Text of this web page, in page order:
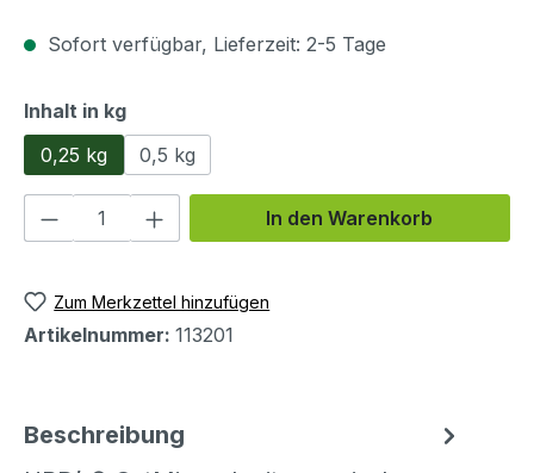
Sofort verfügbar, Lieferzeit: 2-5 Tage
Inhalt in kgauswählen
0,25 kg
0,5 kg
Produkt Anzahl: Gib denIn den Warenkorb
Zum Merkzettel hinzufügen
Artikelnummer: 113201
Beschreibung